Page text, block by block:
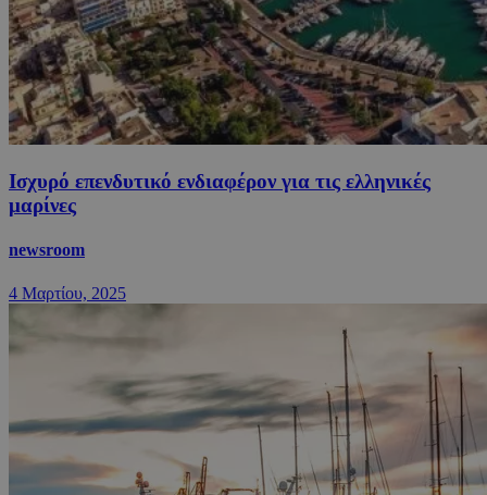
Ισχυρό επενδυτικό ενδιαφέρον για τις ελληνικές
μαρίνες
newsroom
4 Μαρτίου, 2025